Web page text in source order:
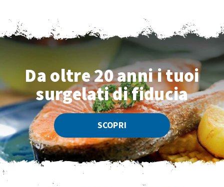
Da oltre 20 annii tuoi
surgelati di fiducia
SCOPRI